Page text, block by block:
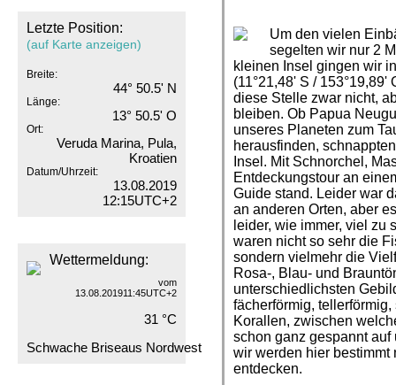
Letzte Position:
(auf Karte anzeigen)
Breite:
44° 50.5' N
Länge:
13° 50.5' O
Ort:
Veruda Marina, Pula,
Kroatien
Datum/Uhrzeit:
13.08.2019
12:15UTC+2
Wettermeldung:
vom
13.08.201911:45UTC+2
31 °C
Schwache Briseaus Nordwest
Um den vielen
segelten wir nur 2
kleinen Insel gingen wir
(11°21,48' S /
diese Stelle zwar nicht,
bleiben. Ob Papua
unseres Planeten zum
herausfinden,
Insel. Mit Schnorchel,
Entdeckungstour an
Guide stand. Leider war
an anderen Orten, aber
leider, wie immer, viel zu
waren nicht so sehr die
sondern vielmehr die
Rosa-, Blau- und
unterschiedlichsten
fächerförmig,
Korallen, zwischen
schon ganz gespannt
wir werden hier bestimmt
entdecken.